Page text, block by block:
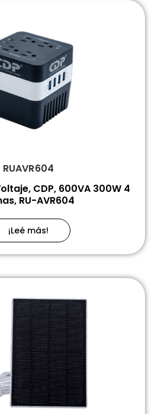
RUAVR604
CDP, 600VA 300W 4
RU-AVR604
¡Leé más!